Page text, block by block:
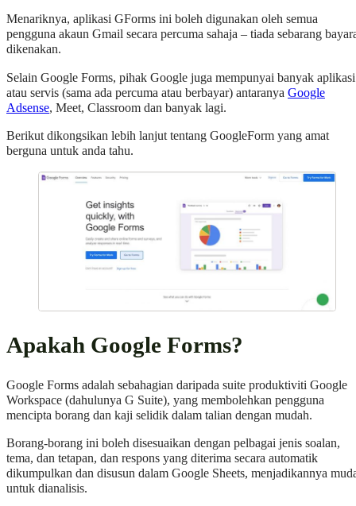
Menariknya, aplikasi GForms ini boleh digunakan oleh semua
pengguna akaun Gmail secara percuma sahaja – tiada sebarang
dikenakan.
Selain Google Forms, pihak Google juga mempunyai banyak aplikasi
atau servis (sama ada percuma atau berbayar) antaranya Google
Adsense, Meet, Classroom dan banyak lagi.
Berikut dikongsikan lebih lanjut tentang GoogleForm yang amat
berguna untuk anda tahu.
Apakah Google Forms?
Google Forms adalah sebahagian daripada suite produktiviti Google
Workspace (dahulunya G Suite), yang membolehkan pengguna
mencipta borang dan kaji selidik dalam talian dengan mudah.
Borang-borang ini boleh disesuaikan dengan pelbagai jenis soalan,
tema, dan tetapan, dan respons yang diterima secara automatik
dikumpulkan dan disusun dalam Google Sheets, menjadikannya
untuk dianalisis.